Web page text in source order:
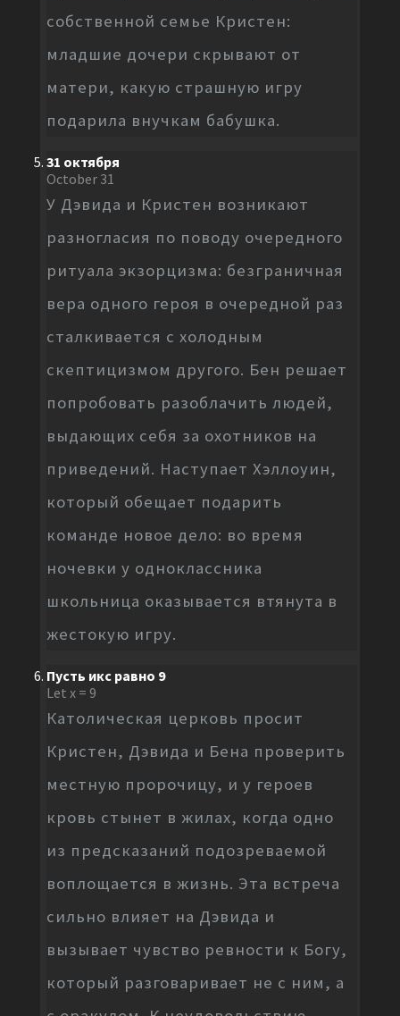
собственной семье Кристен:
младшие дочери скрывают от
матери, какую страшную игру
подарила внучкам бабушка.
31 октября
October 31
У Дэвида и Кристен возникают
разногласия по поводу очередного
ритуала экзорцизма: безграничная
вера одного героя в очередной раз
сталкивается с холодным
скептицизмом другого. Бен решает
попробовать разоблачить людей,
выдающих себя за охотников на
приведений. Наступает Хэллоуин,
который обещает подарить
команде новое дело: во время
ночевки у одноклассника
школьница оказывается втянута в
жестокую игру.
Пусть икс равно 9
Let x = 9
Католическая церковь просит
Кристен, Дэвида и Бена проверить
местную пророчицу, и у героев
кровь стынет в жилах, когда одно
из предсказаний подозреваемой
воплощается в жизнь. Эта встреча
сильно влияет на Дэвида и
вызывает чувство ревности к Богу,
который разговаривает не с ним, а